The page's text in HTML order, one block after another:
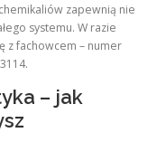
zapewnią nie
systemu. W razie
z fachowcem – numer
– jak